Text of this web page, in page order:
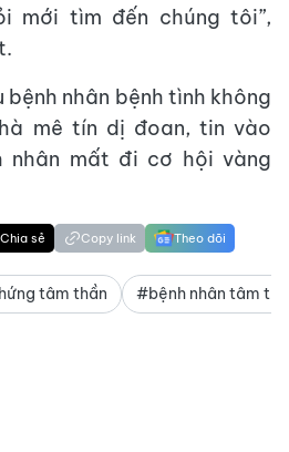
mới tìm đến chúng tôi”,
nhân bệnh tình không
mê tín dị đoan, tin vào
nhân mất đi cơ hội vàng
Chia sẻ Copy link Theo dõi
tâm thần #bệnh nhân tâm